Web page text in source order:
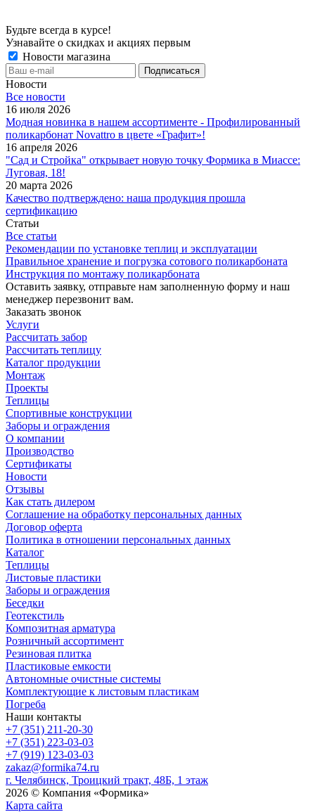
Будьте всегда в курсе!
Узнавайте о скидках и акциях первым
Новости магазина
Новости
Все новости
16 июля 2026
Модная новинка в нашем ассортименте - Профилированный
поликарбонат Novattro в цвете «Графит»!
16 апреля 2026
"Сад и Стройка" открывает новую точку Формика в Миассе:
Луговая, 18!
20 марта 2026
Качество подтверждено: наша продукция прошла
сертификацию
Статьи
Все статьи
Рекомендации по установке теплиц и эксплуатации
Правильное хранение и погрузка сотового поликарбоната
Инструкция по монтажу поликарбоната
Оставить заявку, отправьте нам заполненную форму и наш
менеджер перезвонит вам.
Заказать звонок
Услуги
Рассчитать забор
Рассчитать теплицу
Каталог продукции
Монтаж
Проекты
Теплицы
Спортивные конструкции
Заборы и ограждения
О компании
Производство
Сертификаты
Новости
Отзывы
Как стать дилером
Соглашение на обработку персональных данных
Договор оферта
Политика в отношении персональных данных
Каталог
Теплицы
Листовые пластики
Заборы и ограждения
Беседки
Геотекстиль
Композитная арматура
Розничный ассортимент
Резиновая плитка
Пластиковые емкости
Автономные очистные системы
Комплектующие к листовым пластикам
Погреба
Наши контакты
+7 (351) 211-20-30
+7 (351) 223-03-03
+7 (919) 123-03-03
zakaz@formika74.ru
г. Челябинск, Троицкий тракт, 48Б, 1 этаж
2026 © Компания «Формика»
Карта сайта